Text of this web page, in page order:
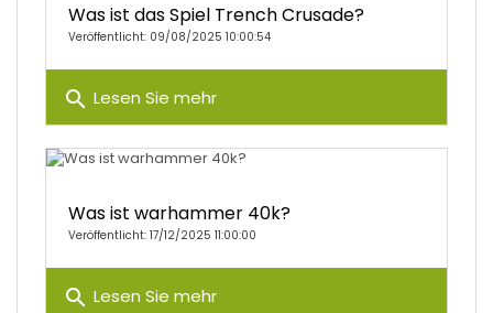
Was ist das Spiel Trench Crusade?
Veröffentlicht: 09/08/2025 10:00:54
search Lesen Sie mehr
Was ist warhammer 40k?
Veröffentlicht: 17/12/2025 11:00:00
search Lesen Sie mehr